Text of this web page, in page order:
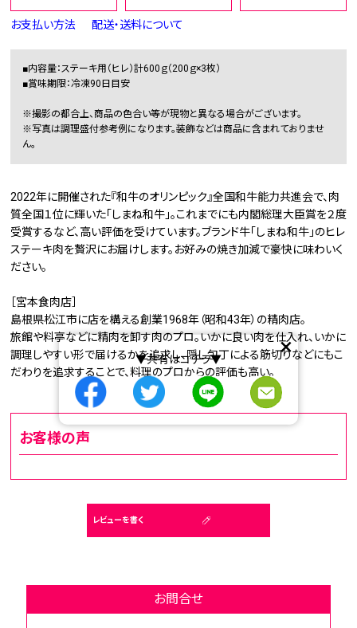
×
▼共有はコチラ▼
お支払い方法 配送・送料について
■内容量：ステーキ用（ヒレ）計600ｇ（200ｇ×3枚）
■賞味期限：冷凍90日目安
※撮影の都合上、商品の色合い等が現物と異なる場合がございます。
※写真は調理盛付参考例になります。装飾などは商品に含まれておりませ
ん。
2022年に開催された『和牛のオリンピック』全国和牛能力共進会で、肉
質全国１位に輝いた「しまね和牛」。これまでにも内閣総理大臣賞を２度
受賞するなど、高い評価を受けています。ブランド牛「しまね和牛」のヒレ
ステーキ肉を贅沢にお届けします。お好みの焼き加減で豪快に味わいく
ださい。
［宮本食肉店］
島根県松江市に店を構える創業1968年（昭和43年）の精肉店。
旅館や料亭などに精肉を卸す肉のプロ。いかに良い肉を仕入れ、いかに
調理しやすい形で届けるかを追求し、隠し包丁による筋切りなどにもこ
だわりを追求することで、料理のプロからの評価も高い。
お客様の声
レビューを書く
お問合せ